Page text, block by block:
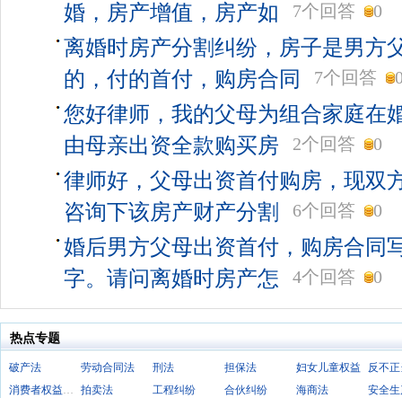
婚，房产增值，房产如 7个回答 0
离婚时房产分割纠纷，房子是男方
的，付的首付，购房合同 7个回答
您好律师，我的父母为组合家庭在
由母亲出资全款购买房 2个回答 0
律师好，父母出资首付购房，现双
咨询下该房产财产分割 6个回答 0
婚后男方父母出资首付，购房合同
字。请问离婚时房产怎 4个回答 0
热点专题
破产法 劳动合同法 刑法 担保法
妇女儿童权益
消费者权益保护法
拍卖法 工程纠纷 合伙纠纷 海商法 安全